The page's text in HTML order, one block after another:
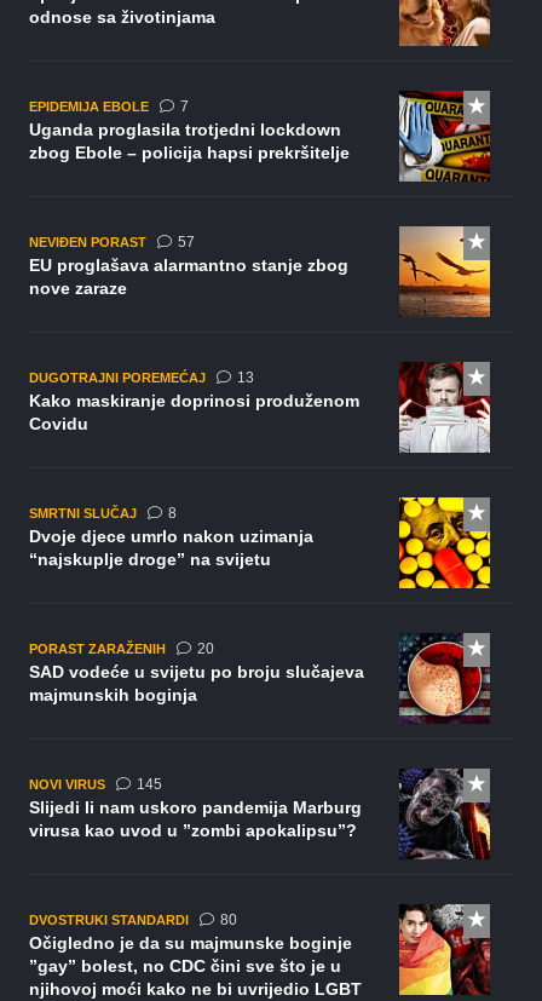
odnose sa životinjama
EPIDEMIJA EBOLE 7komentara
Uganda proglasila trotjedni lockdown
zbog Ebole – policija hapsi prekršitelje
NEVIĐEN PORAST 57komentara
EU proglašava alarmantno stanje zbog
nove zaraze
DUGOTRAJNI POREMEĆAJ 13komentara
Kako maskiranje doprinosi produženom
Covidu
SMRTNI SLUČAJ 8komentara
Dvoje djece umrlo nakon uzimanja
“najskuplje droge” na svijetu
PORAST ZARAŽENIH 20komentara
SAD vodeće u svijetu po broju slučajeva
majmunskih boginja
NOVI VIRUS 145komentara
Slijedi li nam uskoro pandemija Marburg
virusa kao uvod u ”zombi apokalipsu”?
DVOSTRUKI STANDARDI 80komentara
Očigledno je da su majmunske boginje
”gay” bolest, no CDC čini sve što je u
njihovoj moći kako ne bi uvrijedio LGBT